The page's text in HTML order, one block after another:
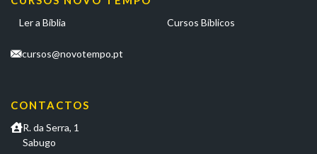
Ler a Bíblia Cursos Bíblicos
cursos@novotempo.pt
CONTACTOS
R. da Serra, 1
Sabugo